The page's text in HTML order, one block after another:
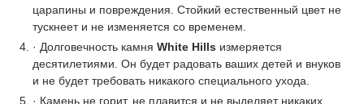
царапины и повреждения. Стойкий естественный цвет не
тускнеет и не изменяется со временем.
· Долговечность камня White Hills измеряется
десятилетиями. Он будет радовать ваших детей и внуков
и не будет требовать никакого специального ухода.
· Камень не горит, не плавится и не выделяет никаких